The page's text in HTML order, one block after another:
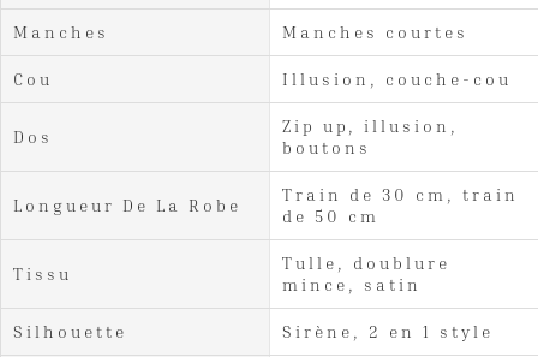
Manches Manches courtes
Cou Illusion, couche-cou
Dos
Zip up, illusion,
boutons
Longueur De La Robe
Train de 30 cm, train
de 50 cm
Tissu
Tulle, doublure
mince, satin
Silhouette Sirène, 2 en 1 style